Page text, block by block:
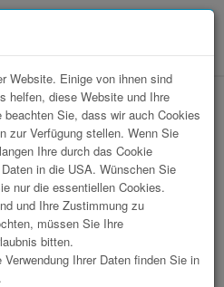
5 6 7 8
9
Website. Einige von ihnen sind
helfen, diese Website und Ihre
Sie, dass wir auch Cookies
zur Verfügung stellen. Wenn Sie
Ihre durch das Cookie
in die USA. Wünschen Sie
nur die essentiellen Cookies.
und Ihre Zustimmung zu
müssen Sie Ihre
bitten.
Ihrer Daten finden Sie in
.